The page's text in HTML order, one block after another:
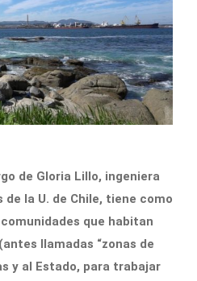
de Gloria Lillo, ingeniera
de la U. de Chile, tiene como
que habitan
llamadas “zonas de
y al Estado, para trabajar